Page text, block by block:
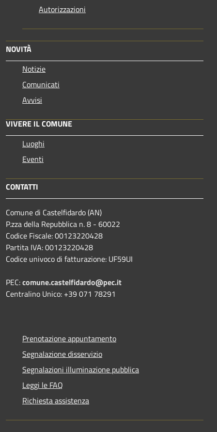
Autorizzazioni
NOVITÀ
Notizie
Comunicati
Avvisi
VIVERE IL COMUNE
Luoghi
Eventi
CONTATTI
Comune di Castelfidardo (AN)
P.zza della Repubblica n. 8 - 60022
Codice Fiscale: 00123220428
Partita IVA: 00123220428
Codice univoco di fatturazione: UF59UI
PEC:comune.castelfidardo@pec.it
Centralino Unico: +39 071 78291
Prenotazione appuntamento
Segnalazione disservizio
Segnalazioni illuminazione pubblica
Leggi le FAQ
Richiesta assistenza